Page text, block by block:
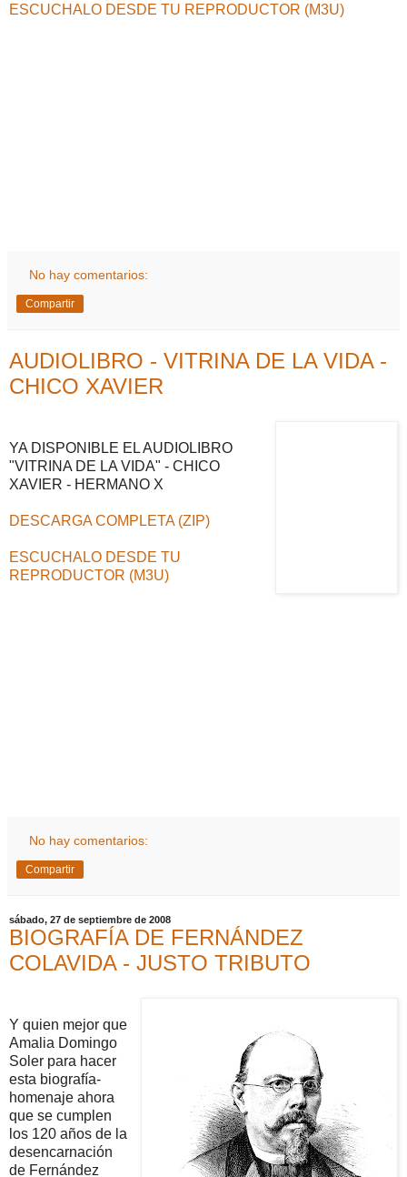
ESCUCHALO DESDE TU REPRODUCTOR (M3U)
No hay comentarios:
Compartir
AUDIOLIBRO - VITRINA DE LA VIDA -
CHICO XAVIER
YA DISPONIBLE EL AUDIOLIBRO
"VITRINA DE LA VIDA" - CHICO
XAVIER - HERMANO X
DESCARGA COMPLETA (ZIP)
ESCUCHALO DESDE TU
REPRODUCTOR (M3U)
No hay comentarios:
Compartir
sábado, 27 de septiembre de 2008
BIOGRAFÍA DE FERNÁNDEZ
COLAVIDA - JUSTO TRIBUTO
Y quien mejor que
Amalia Domingo
Soler para hacer
esta biografía-
homenaje ahora
que se cumplen
los 120 años de la
desencarnación
de Fernández